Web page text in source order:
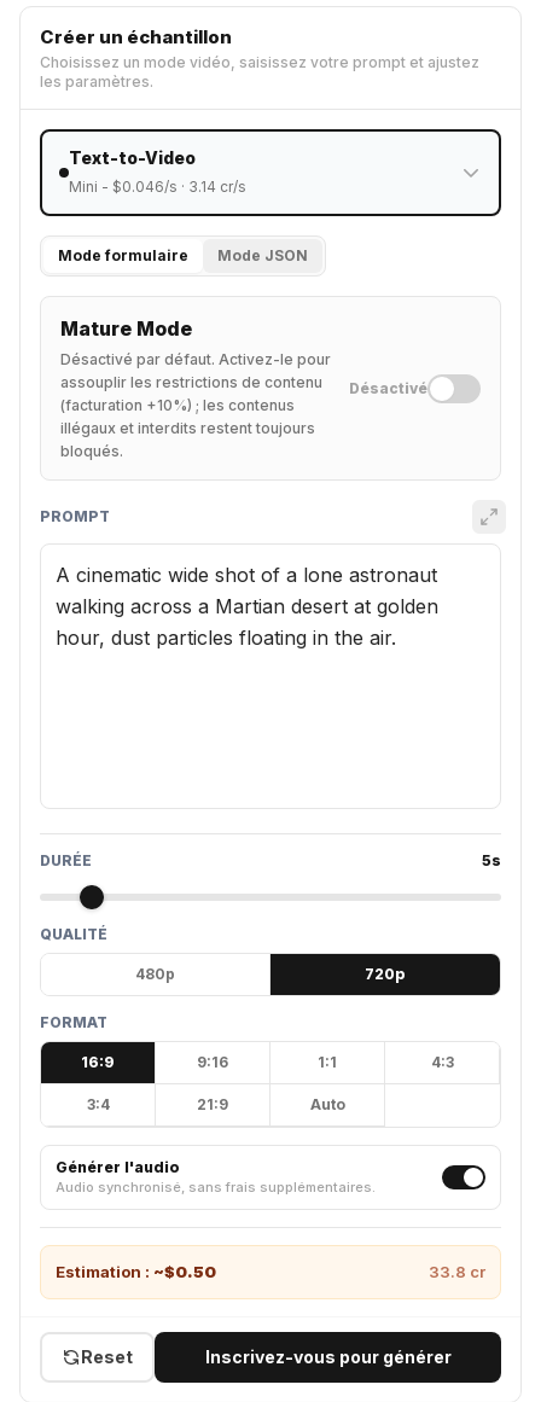
Créer un échantillon
Choisissez un mode vidéo, saisissez votre prompt et ajustez
les paramètres.
Text-to-Video
Mini - $0.046/s · 3.14 cr/s
Mode formulaire Mode JSON
Mature Mode
Désactivé par défaut. Activez-le pour
assouplir les restrictions de contenu
(facturation +10%) ; les contenus
illégaux et interdits restent toujours
bloqués.
Désactivé
PROMPT
DURÉE 5s
QUALITÉ
480p 720p
FORMAT
16:9 9:16 1:1 4:3
3:4 21:9 Auto
Générer l'audio
Audio synchronisé, sans frais supplémentaires.
Estimation : ~$0.50 33.8 cr
Reset Inscrivez-vous pour générer